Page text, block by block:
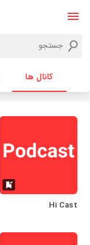
کانال ها
Hi Cast